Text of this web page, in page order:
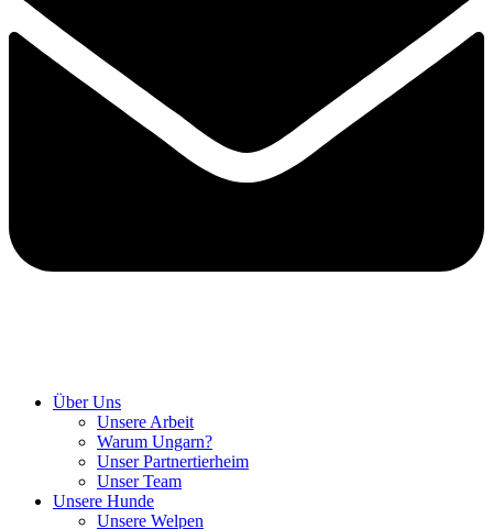
Über Uns
Unsere Arbeit
Warum Ungarn?
Unser Partnertierheim
Unser Team
Unsere Hunde
Unsere Welpen